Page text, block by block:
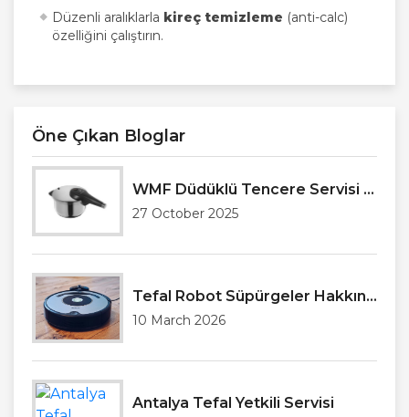
Düzenli aralıklarla kireç temizleme (anti-calc)
özelliğini çalıştırın.
Öne Çıkan Bloglar
WMF Düdüklü Tencere Servisi Antalya
27 October 2025
Tefal Robot Süpürgeler Hakkında Genel Bilgilendirme
10 March 2026
Antalya Tefal Yetkili Servisi